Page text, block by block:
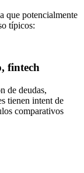
que potencialmente
típicos:
fintech
de deudas,
tienen intent de
comparativos